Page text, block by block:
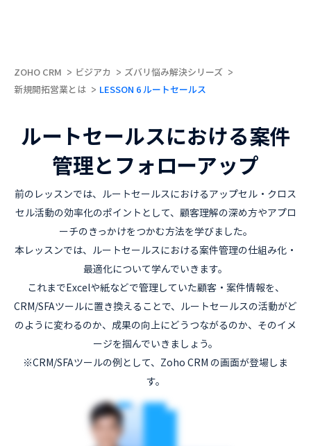
ZOHO CRM ビジアカ
ズバリ悩み解決シリーズ
新規開拓営業とは
LESSON 6 ルートセールス
ルートセールスにおける案件
管理とフォローアップ
前のレッスンでは、ルートセールスにおけるアップセル・クロス
セル活動の効率化のポイントとして、顧客理解の深め方やアプロ
ーチのきっかけをつかむ方法を学びました。
本レッスンでは、ルートセールスにおける案件管理の仕組み化・
最適化について学んでいきます。
これまでExcelや紙などで管理していた顧客・案件情報を、
CRM/SFAツールに置き換えることで、ルートセールスの活動がど
のように変わるのか、成果の向上にどうつながるのか、そのイメ
ージを掴んでいきましょう。
※CRM/SFAツールの例として、Zoho CRM の画面が登場しま
す。